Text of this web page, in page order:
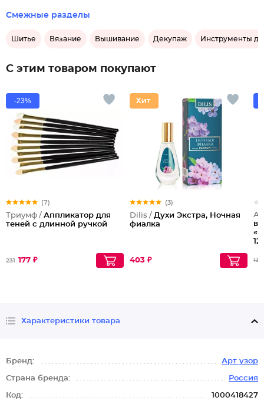
Смежные разделы
Шитье Вязание Вышивание Декупаж Инструменты
С этим товаром покупают
-23%
(7)
Триумф / Аппликатор для
теней с длинной ручкой
231 177 ₽
(3)
Dilis / Духи Экстра, Ночная
фиалка
403 ₽
12
133
Характеристики товара
Бренд: Арт узор
Страна бренда: Россия
Код: 1000418427